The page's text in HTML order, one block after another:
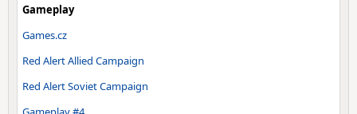
Gameplay
Games.cz
Red Alert Allied Campaign
Red Alert Soviet Campaign